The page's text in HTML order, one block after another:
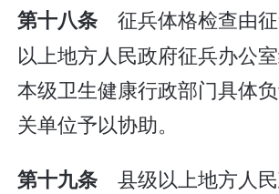
第十八条 征兵体格检查由
以上地方人民政府征兵办公
本级卫生健康行政部门具体
关单位予以协助。
第十九条 县级以上地方人